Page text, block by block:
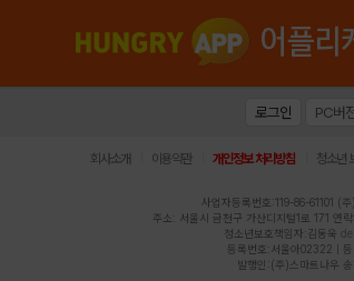
로그인 PC버
회사소개 이용약관 개인정보 처리방침 청소년
사업자등록번호:119-86-61101 (
주소: 서울시 금천구 가산디지털1로 171
청소년보호책임자:김동욱
등록번호:서울아02322 |
발행인:(주)스마트나우